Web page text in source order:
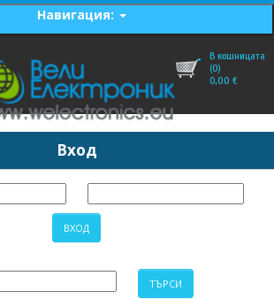
Навигация:
В кошницата
(0)
0,00 €
Вход